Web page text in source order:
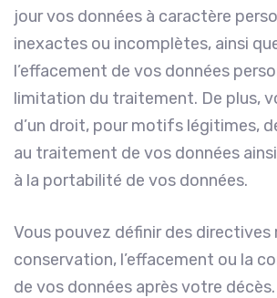
jour vos données à caractère
inexactes ou incomplètes, ainsi
l’effacement de vos données
limitation du traitement. De plus,
d’un droit, pour motifs légitimes,
au traitement de vos données
à la portabilité de vos données.
Vous pouvez définir des directives
conservation, l’effacement ou la
de vos données après votre décès.